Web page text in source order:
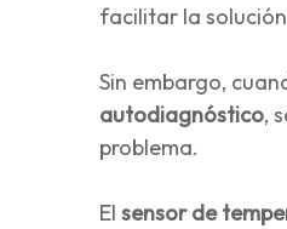
facilitar la
Sin embargo,
autodiagnóstico,
problema.
El sensor de